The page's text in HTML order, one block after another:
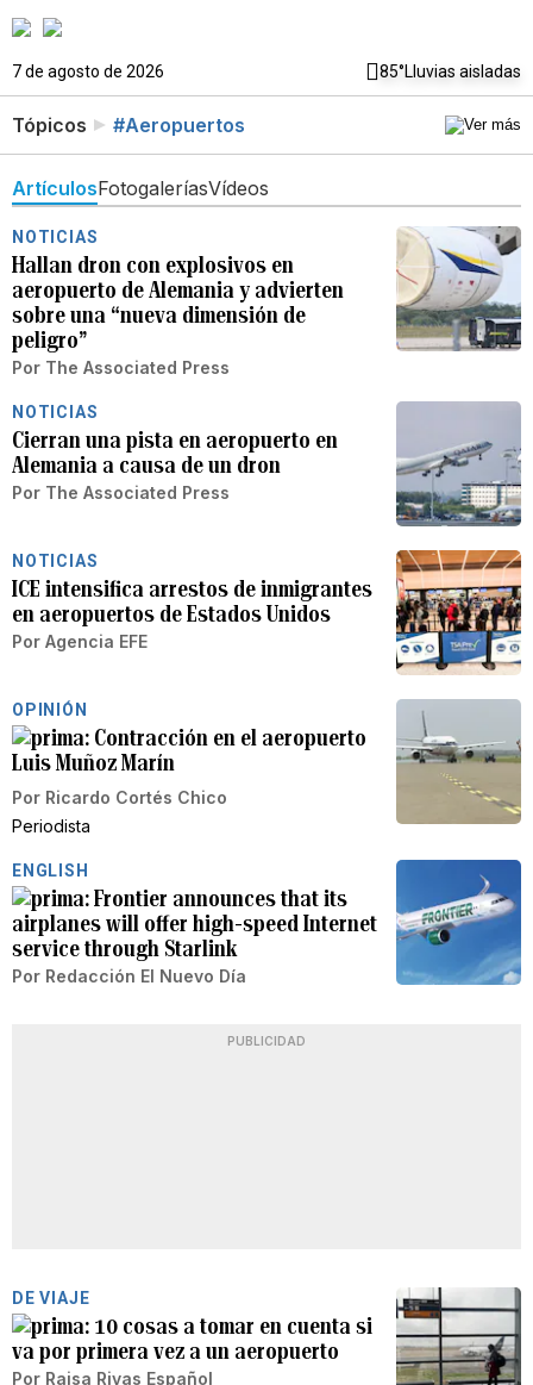
7 de agosto de 2026 85°Lluvias aisladas
Tópicos #Aeropuertos
ArtículosFotogaleríasVídeos
NOTICIAS
Hallan dron con explosivos en
aeropuerto de Alemania y advierten
sobre una “nueva dimensión de
peligro”
Por The Associated Press
NOTICIAS
Cierran una pista en aeropuerto en
Alemania a causa de un dron
Por The Associated Press
NOTICIAS
ICE intensifica arrestos de inmigrantes
en aeropuertos de Estados Unidos
Por Agencia EFE
OPINIÓN
Contracción en el aeropuerto
Luis Muñoz Marín
Por Ricardo Cortés Chico
Periodista
ENGLISH
Frontier announces that its
airplanes will offer high-speed Internet
service through Starlink
Por Redacción El Nuevo Día
PUBLICIDAD
DE VIAJE
10 cosas a tomar en cuenta si
va por primera vez a un aeropuerto
Por Raisa Rivas Español